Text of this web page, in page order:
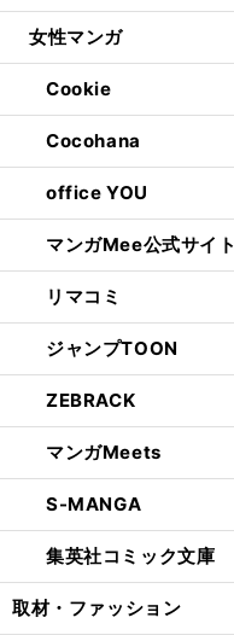
女性マンガ
Cookie
Cocohana
office YOU
マンガMee公式サイト
リマコミ
ジャンプTOON
ZEBRACK
マンガMeets
S-MANGA
集英社コミック文庫
取材・ファッション